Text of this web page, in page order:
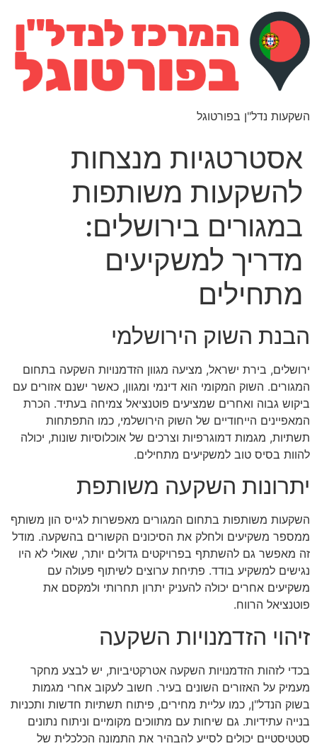
השקעות נדל"ן בפורטוגל
אסטרטגיות מנצחות
להשקעות משותפות
במגורים בירושלים:
מדריך למשקיעים
מתחילים
הבנת השוק הירושלמי
ירושלים, בירת ישראל, מציעה מגוון הזדמנויות השקעה בתחום
המגורים. השוק המקומי הוא דינמי ומגוון, כאשר ישנם אזורים עם
ביקוש גבוה ואחרים שמציעים פוטנציאל צמיחה בעתיד. הכרת
המאפיינים הייחודיים של השוק הירושלמי, כמו התפתחות
תשתיות, מגמות דמוגרפיות וצרכים של אוכלוסיות שונות, יכולה
להוות בסיס טוב למשקיעים מתחילים.
יתרונות השקעה משותפת
השקעות משותפות בתחום המגורים מאפשרות לגייס הון משותף
ממספר משקיעים ולחלק את הסיכונים הקשורים בהשקעה. מודל
זה מאפשר גם להשתתף בפרויקטים גדולים יותר, שאולי לא היו
נגישים למשקיע בודד. פתיחת ערוצים לשיתוף פעולה עם
משקיעים אחרים יכולה להעניק יתרון תחרותי ולמקסם את
פוטנציאל הרווח.
זיהוי הזדמנויות השקעה
בכדי לזהות הזדמנויות השקעה אטרקטיביות, יש לבצע מחקר
מעמיק על האזורים השונים בעיר. חשוב לעקוב אחרי מגמות
בשוק הנדל"ן, כמו עליית מחירים, פיתוח תשתיות חדשות ותכניות
בנייה עתידיות. גם שיחות עם מתווכים מקומיים וניתוח נתונים
סטטיסטיים יכולים לסייע להבהיר את התמונה הכלכלית של